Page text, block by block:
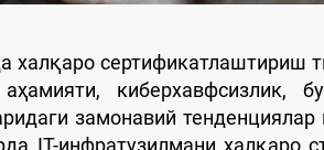
халқаро сертификатлаштириш
киберхавфсизлик,
замонавий
IT-инфратузилмани халқаро